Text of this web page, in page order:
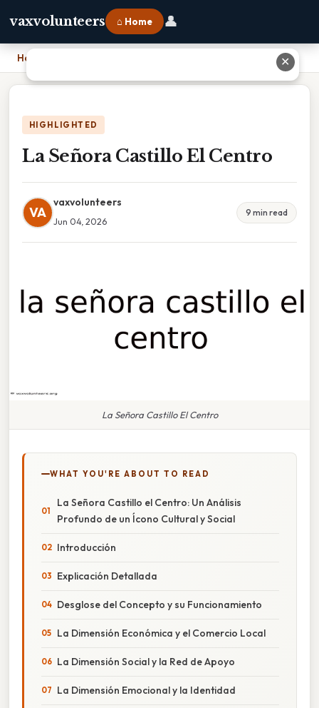
vaxvolunteers ⌂ Home 👤
Home
HIGHLIGHTED
La Señora Castillo El Centro
VA
vaxvolunteers
Jun 04, 2026
9 min read
La Señora Castillo El Centro
WHAT YOU'RE ABOUT TO READ
La Señora Castillo el Centro: Un Análisis
Profundo de un Ícono Cultural y Social
Introducción
Explicación Detallada
Desglose del Concepto y su Funcionamiento
La Dimensión Económica y el Comercio Local
La Dimensión Social y la Red de Apoyo
La Dimensión Emocional y la Identidad
✕